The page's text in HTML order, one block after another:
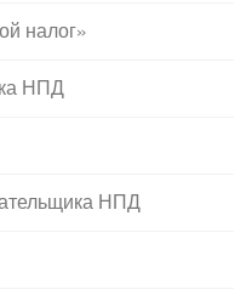
налог»
НПД
НПД